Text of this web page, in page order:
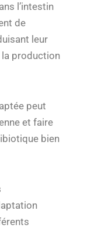
l’intestin
de
leur
production
peut
et faire
bien